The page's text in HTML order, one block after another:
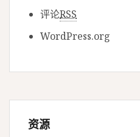
评论RSS
WordPress.org
资源